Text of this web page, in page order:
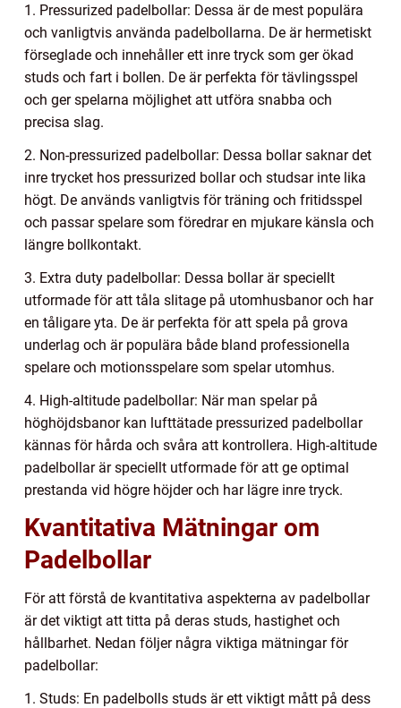
1. Pressurized padelbollar: Dessa är de mest populära
och vanligtvis använda padelbollarna. De är hermetiskt
förseglade och innehåller ett inre tryck som ger ökad
studs och fart i bollen. De är perfekta för tävlingsspel
och ger spelarna möjlighet att utföra snabba och
precisa slag.
2. Non-pressurized padelbollar: Dessa bollar saknar det
inre trycket hos pressurized bollar och studsar inte lika
högt. De används vanligtvis för träning och fritidsspel
och passar spelare som föredrar en mjukare känsla och
längre bollkontakt.
3. Extra duty padelbollar: Dessa bollar är speciellt
utformade för att tåla slitage på utomhusbanor och har
en tåligare yta. De är perfekta för att spela på grova
underlag och är populära både bland professionella
spelare och motionsspelare som spelar utomhus.
4. High-altitude padelbollar: När man spelar på
höghöjdsbanor kan lufttätade pressurized padelbollar
kännas för hårda och svåra att kontrollera. High-altitude
padelbollar är speciellt utformade för att ge optimal
prestanda vid högre höjder och har lägre inre tryck.
Kvantitativa Mätningar om
Padelbollar
För att förstå de kvantitativa aspekterna av padelbollar
är det viktigt att titta på deras studs, hastighet och
hållbarhet. Nedan följer några viktiga mätningar för
padelbollar:
1. Studs: En padelbolls studs är ett viktigt mått på dess